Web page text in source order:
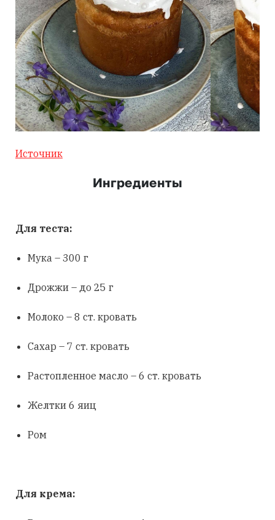
Источник
Ингредиенты
Для теста:
Мука – 300 г
Дрожжи – до 25 г
Молоко – 8 ст. кровать
Сахар – 7 ст. кровать
Растопленное масло – 6 ст. кровать
Желтки 6 яиц
Ром
Для крема: